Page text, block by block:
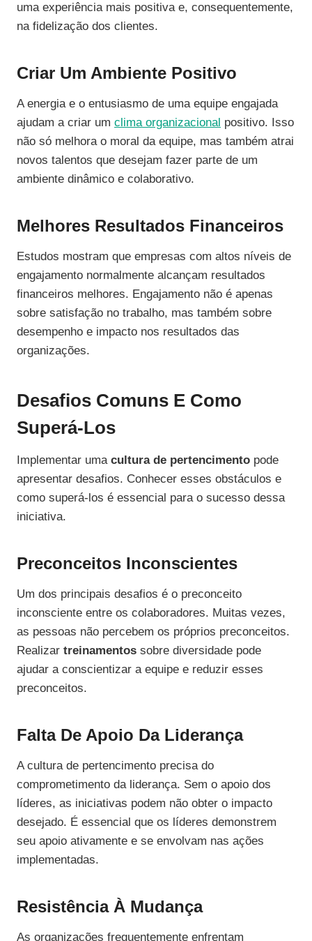
uma experiência mais positiva e, consequentemente,
na fidelização dos clientes.
Criar Um Ambiente Positivo
A energia e o entusiasmo de uma equipe engajada
ajudam a criar um clima organizacional positivo. Isso
não só melhora o moral da equipe, mas também atrai
novos talentos que desejam fazer parte de um
ambiente dinâmico e colaborativo.
Melhores Resultados Financeiros
Estudos mostram que empresas com altos níveis de
engajamento normalmente alcançam resultados
financeiros melhores. Engajamento não é apenas
sobre satisfação no trabalho, mas também sobre
desempenho e impacto nos resultados das
organizações.
Desafios Comuns E Como
Superá-Los
Implementar uma cultura de pertencimento pode
apresentar desafios. Conhecer esses obstáculos e
como superá-los é essencial para o sucesso dessa
iniciativa.
Preconceitos Inconscientes
Um dos principais desafios é o preconceito
inconsciente entre os colaboradores. Muitas vezes,
as pessoas não percebem os próprios preconceitos.
Realizar treinamentos sobre diversidade pode
ajudar a conscientizar a equipe e reduzir esses
preconceitos.
Falta De Apoio Da Liderança
A cultura de pertencimento precisa do
comprometimento da liderança. Sem o apoio dos
líderes, as iniciativas podem não obter o impacto
desejado. É essencial que os líderes demonstrem
seu apoio ativamente e se envolvam nas ações
implementadas.
Resistência À Mudança
As organizações frequentemente enfrentam